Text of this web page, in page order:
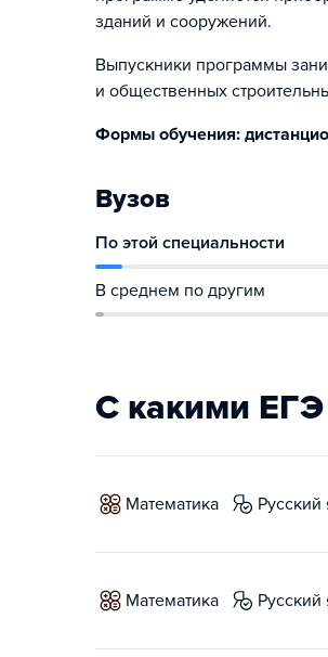
зданий и сооружений.
Выпускники программы
и общественных
Формы обучения:
Вузов
По этой специальности
В среднем по другим
С какими
математика
математика